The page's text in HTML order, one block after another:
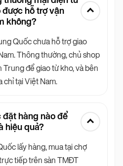
hỗ trợ vận
không?
Quốc chưa hỗ trợ giao
Thông thường, chủ shop
Trung để giao từ kho, và bên
chỉ tại Việt Nam.
đặt hàng nào để
hiệu quả?
lấy hàng, mua tại chợ
tiếp trên sàn TMĐT